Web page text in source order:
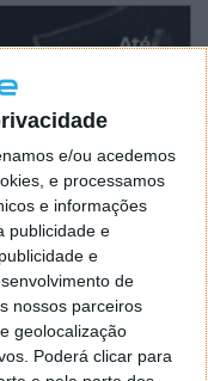
e/ou acedemos
e processamos
e informações
publicidade e
e
de
nossos parceiros
geolocalização
Poderá clicar para